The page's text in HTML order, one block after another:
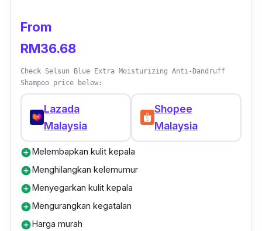
From
RM36.68
Check Selsun Blue Extra Moisturizing Anti-Dandruff
Shampoo price below:
Lazada
Malaysia
Shopee
Malaysia
add_circleMelembapkan kulit kepala
add_circleMenghilangkan kelemumur
add_circleMenyegarkan kulit kepala
add_circleMengurangkan kegatalan
add_circleHarga murah